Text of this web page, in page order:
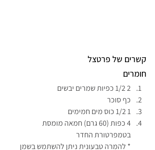
קשרים של פרטצל
חומרים
2 1/2 כפיות שמרים יבשים
כף סוכר
1 1/2 כוס מים חמימים
4 כפות (60 גרם) חמאה מומסת
בטמפרטורת החדר
* להמרה טבעונית ניתן להשתמש בשמן